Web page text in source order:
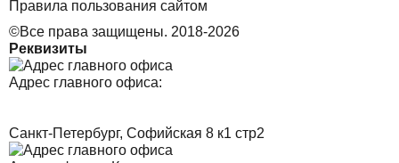
Правила пользования сайтом
©Все права защищены. 2018-2026
Реквизиты
Адрес главного офиса:
Санкт-Петербург, Софийская 8 к1 стр2